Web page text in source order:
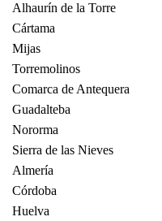
Alhaurín de la Torre
Cártama
Mijas
Torremolinos
Comarca de Antequera
Guadalteba
Nororma
Sierra de las Nieves
Almería
Córdoba
Huelva